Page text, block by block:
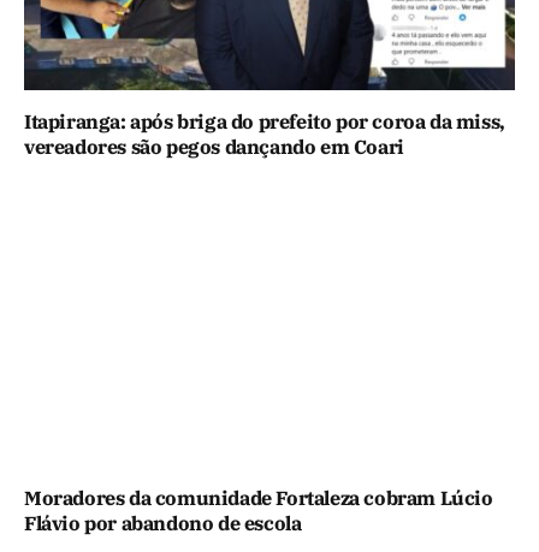
Itapiranga: após briga do prefeito por coroa da miss,
vereadores são pegos dançando em Coari
Moradores da comunidade Fortaleza cobram Lúcio
Flávio por abandono de escola